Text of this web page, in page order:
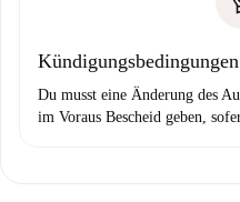
Kündigungsbedingungen
Du musst eine Änderung des
im Voraus Bescheid geben,